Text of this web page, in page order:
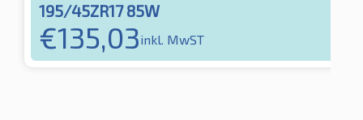
195/45ZR17 85W
€135,03inkl. MwST